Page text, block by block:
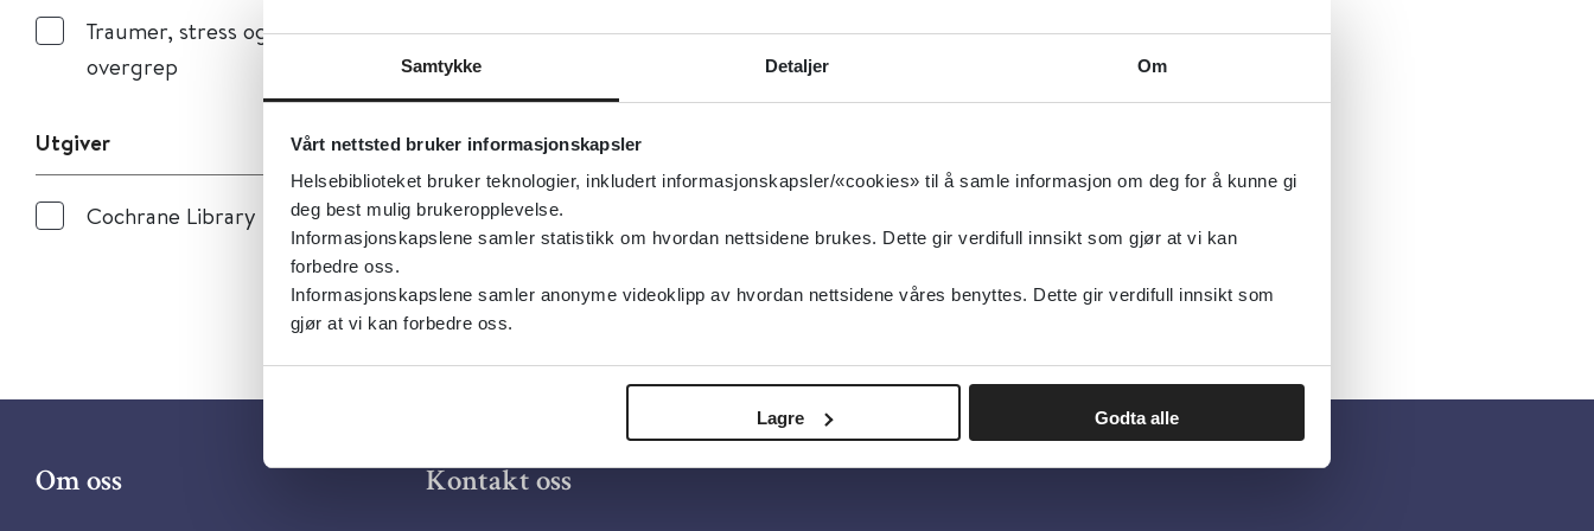
Samtykke Detaljer Om
Vårt nettsted bruker informasjonskapsler
Helsebiblioteket bruker teknologier, inkludert informasjonskapsler/«cookies» til å samle informasjon om deg for å kunne gi
deg best mulig brukeropplevelse.
Informasjonskapslene samler statistikk om hvordan nettsidene brukes. Dette gir verdifull innsikt som gjør at vi kan
forbedre oss.
Informasjonskapslene samler anonyme videoklipp av hvordan nettsidene våres benyttes. Dette gir verdifull innsikt som
gjør at vi kan forbedre oss.
Lagre Godta alle
Traumer, stress og
overgrep
Utgiver
Cochrane Library
Cochrane Library
Om oss Kontakt oss